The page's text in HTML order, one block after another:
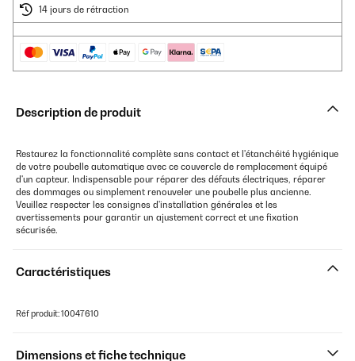
14 jours de rétraction
Description de produit
Restaurez la fonctionnalité complète sans contact et l'étanchéité hygiénique
de votre poubelle automatique avec ce couvercle de remplacement équipé
d'un capteur. Indispensable pour réparer des défauts électriques, réparer
des dommages ou simplement renouveler une poubelle plus ancienne.
Veuillez respecter les consignes d'installation générales et les
avertissements pour garantir un ajustement correct et une fixation
sécurisée.
Caractéristiques
Réf produit: 10047610
Dimensions et fiche technique